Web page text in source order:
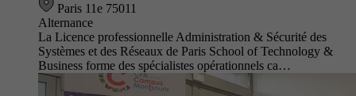
Paris 11e 75011
Alternance
La Licence professionnelle Administration & Sécurité des
Systèmes et des Réseaux de Paris School of Technology &
Business forme des spécialistes opérationnels ca…